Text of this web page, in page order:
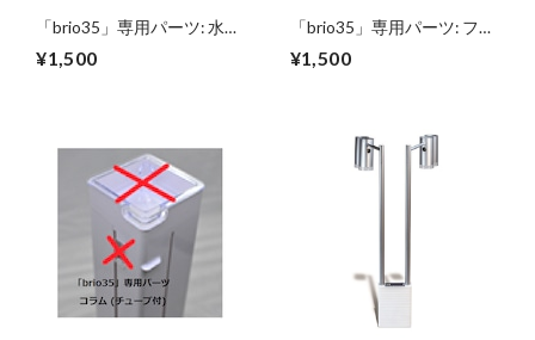
「brio35」専用パーツ: 水槽
フタ (外側＋内側)
¥1,500
「brio35」専用パーツ: フィ
ルターボックス (フィルター
無し)
¥1,500